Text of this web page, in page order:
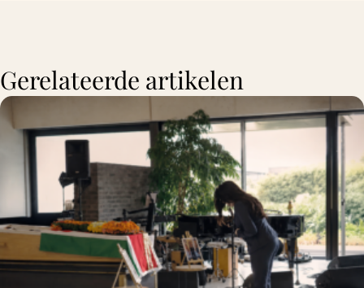
Gerelateerde artikelen